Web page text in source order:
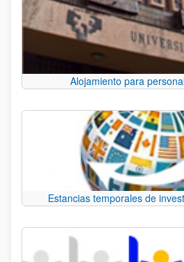
Alojamiento para
Estancias temporales de